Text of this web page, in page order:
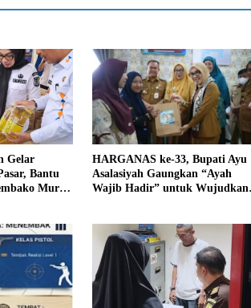
Gelar
Bantu
Murah
HARGANAS ke-33, Bupati Ayu
Asalasiyah Gaungkan “Ayah
Wajib Hadir” untuk Wujudkan